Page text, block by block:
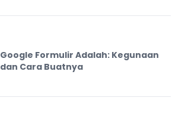
Google Formulir Adalah: Kegunaan
dan Cara Buatnya